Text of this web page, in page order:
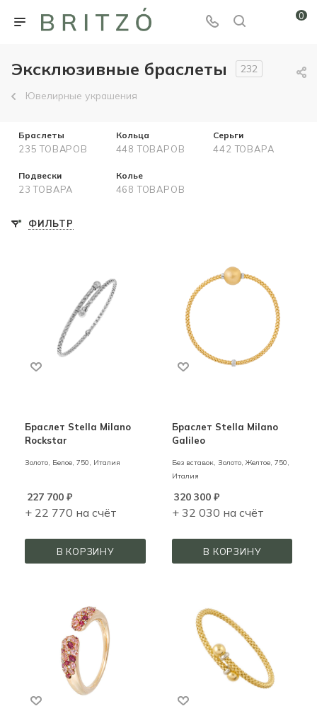
0
Эксклюзивные браслеты 232
Ювелирные украшения
Браслеты
235 ТОВАРОВ
Кольца
448 ТОВАРОВ
Серьги
442 ТОВАРА
Подвески
23 ТОВАРА
Колье
468 ТОВАРОВ
ФИЛЬТР
Браслет Stella Milano
Rockstar
Золото, Белое, 750, Италия
227 700 ₽
+ 22 770 на счёт
В КОРЗИНУ
Браслет Stella Milano
Galileo
Без вставок, Золото, Желтое, 750,
Италия
320 300₽
+ 32 030 на счёт
В КОРЗИНУ